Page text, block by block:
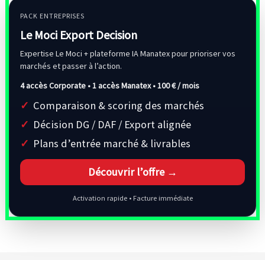
PACK ENTREPRISES
Le Moci Export Decision
Expertise Le Moci + plateforme IA Manatex pour prioriser vos
marchés et passer à l’action.
4 accès Corporate • 1 accès Manatex •100 € / mois
Comparaison & scoring des marchés
Décision DG / DAF / Export alignée
Plans d’entrée marché & livrables
Découvrir l’offre →
Activation rapide • Facture immédiate